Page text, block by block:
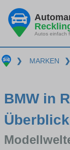
Autos einfach
❯ MARKEN ❯
BMW in
Überblick